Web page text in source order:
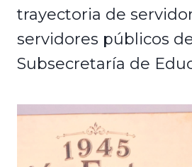
trayectoria de
servidores públicos
Subsecretaría de